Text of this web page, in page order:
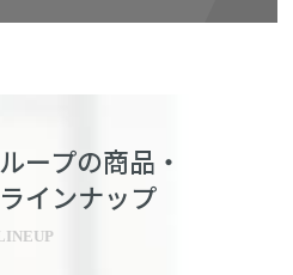
ープの商品・
インナップ